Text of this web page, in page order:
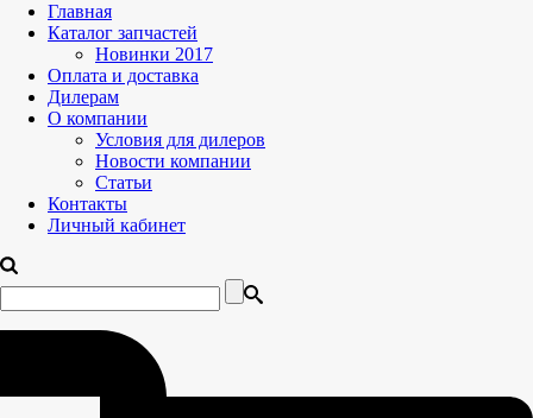
Главная
Каталог запчастей
Новинки 2017
Оплата и доставка
Дилерам
О компании
Условия для дилеров
Новости компании
Статьи
Контакты
Личный кабинет